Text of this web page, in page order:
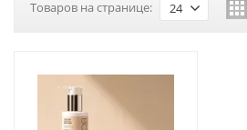
Товаров на странице: 24